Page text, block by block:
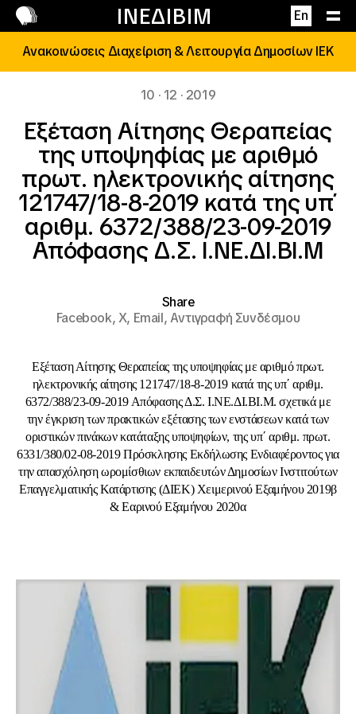
ΙΝΕΔΙΒΙΜ En
Επικοινωνία
Ανακοινώσεις Διαχείριση & Λειτουργία Δημοσίων ΙΕΚ
10 · 12 · 2019
Εξέταση Αίτησης Θεραπείας
της υποψηφίας με αριθμό
πρωτ. ηλεκτρονικής αίτησης
121747/18-8-2019 κατά της υπ΄
αριθμ. 6372/388/23-09-2019
Απόφασης Δ.Σ. Ι.ΝΕ.ΔΙ.ΒΙ.Μ
Share
Facebook,X, Email,Αντιγραφή Συνδέσμου
Εξέταση Αίτησης Θεραπείας της υποψηφίας με αριθμό πρωτ.
ηλεκτρονικής αίτησης 121747/18-8-2019 κατά της υπ΄ αριθμ.
6372/388/23-09-2019 Απόφασης Δ.Σ. Ι.ΝΕ.ΔΙ.ΒΙ.Μ. σχετικά με
την έγκριση των πρακτικών εξέτασης των ενστάσεων κατά των
οριστικών πινάκων κατάταξης υποψηφίων, της υπ΄ αριθμ. πρωτ.
6331/380/02-08-2019 Πρόσκλησης Εκδήλωσης Ενδιαφέροντος για
την απασχόληση ωρομίσθιων εκπαιδευτών Δημοσίων Ινστιτούτων
Επαγγελματικής Κατάρτισης (ΔΙΕΚ) Χειμερινού Εξαμήνου 2019β
& Εαρινού Εξαμήνου 2020α